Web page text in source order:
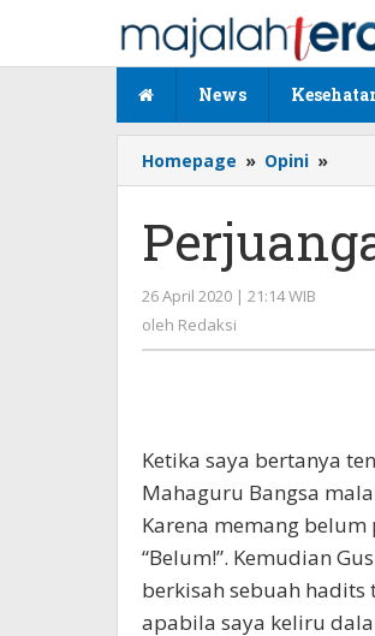
konten
News
Homepage » Opini »
26 April 2020 | 21:14 WIB
oleh Redaksi
Ketika saya bertanya
Mahaguru Bangsa
Karena memang
“Belum!”. Kemudian
berkisah sebuah hadits
apabila saya keliru